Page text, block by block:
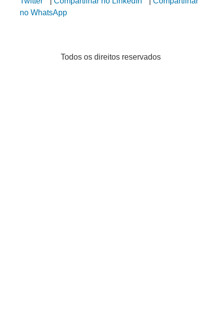
Twitter
| Compartilhar no LinkedIn | Compartilhar
no WhatsApp
Todos os direitos reservados